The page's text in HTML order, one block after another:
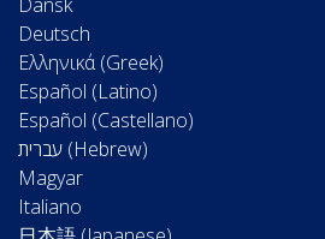
Deutsch
Ελληνικά (Greek)
Español (Latino)
Español (Castellano)
Magyar
Italiano